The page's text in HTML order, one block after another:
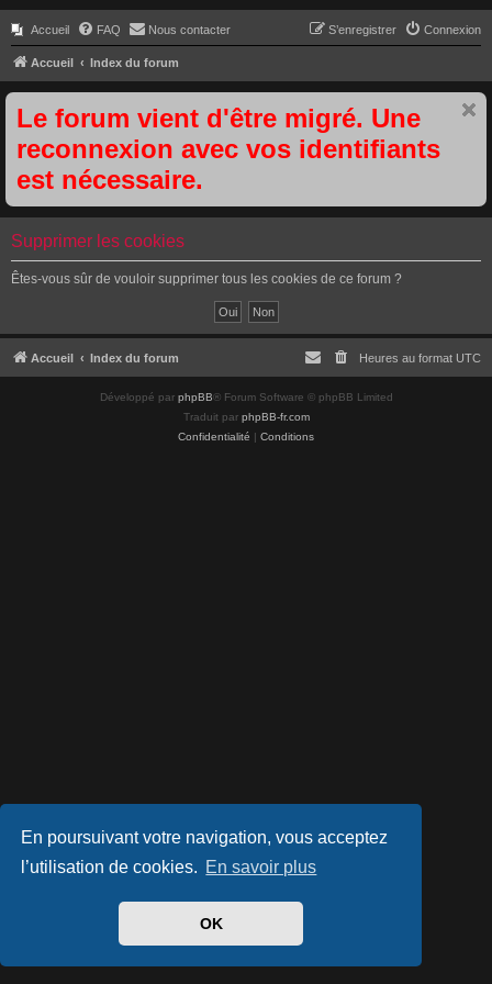
En poursuivant votre navigation, vous acceptez
l’utilisation de cookies. En savoir plus
OK
Accueil FAQ Nous contacter Connexion
S’enregistrer
Accueil Index du forum
Le forum vient d'être migré. Une
reconnexion avec vos identifiants
est nécessaire.
Supprimer les cookies
Êtes-vous sûr de vouloir supprimer tous les cookies de ce forum ?
Accueil Index du forum Heures au format UTC
Développé par phpBB® Forum Software © phpBB Limited
Traduit par phpBB-fr.com
Confidentialité | Conditions